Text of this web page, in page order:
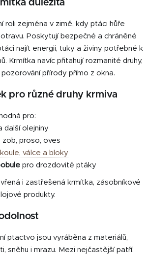
l
d
a
c
í
p
v
v
p
i
s
u
důležitá
roli zejména v zimě, kdy ptáci hůře
Poskytují bezpečné a chráněné
najít energii, tuky a živiny potřebné k
Krmítka navíc přitahují rozmanité druhy,
přírody přímo z okna.
pro různé druhy krmiva
pro:
další olejniny
zob, proso, oves
válce a bloky
pro drozdovité ptáky
i zastřešená krmítka, zásobníkové
produkty.
ptactvo jsou vyráběna z materiálů,
sněhu i mrazu. Mezi nejčastější patří: